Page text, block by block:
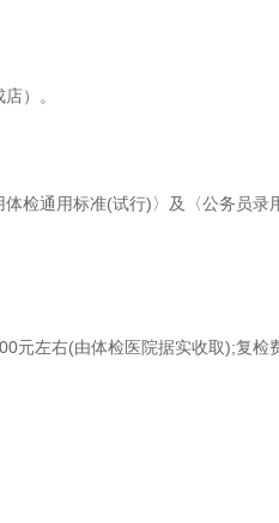
）。
检通用标准(试行)〉及〈公务员
元左右(由体检医院据实收取);复检